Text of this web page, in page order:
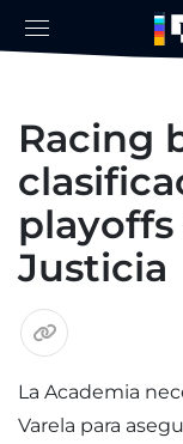
Racing
Justicia
La Academia
Varela para